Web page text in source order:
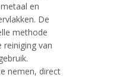
en
De
methode
van
nemen, direct